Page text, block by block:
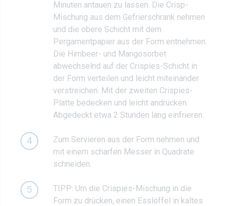
Minuten antauen zu lassen. Die Crisp-
Mischung aus dem Gefrierschrank nehmen
und die obere Schicht mit dem
Pergamentpapier aus der Form entnehmen.
Die Himbeer- und Mangosorbet
abwechselnd auf der Crispies-Schicht in
der Form verteilen und leicht miteinander
verstreichen. Mit der zweiten Crispies-
Platte bedecken und leicht andrücken.
Abgedeckt etwa 2 Stunden lang einfrieren.
4
Zum Servieren aus der Form nehmen und
mit einem scharfen Messer in Quadrate
schneiden.
5
TIPP: Um die Crispies-Mischung in die
Form zu drücken, einen Esslöffel in kaltes